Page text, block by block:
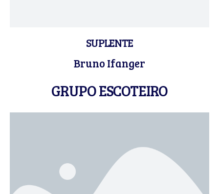
SUPLENTE
Bruno Ifanger
GRUPO ESCOTEIRO